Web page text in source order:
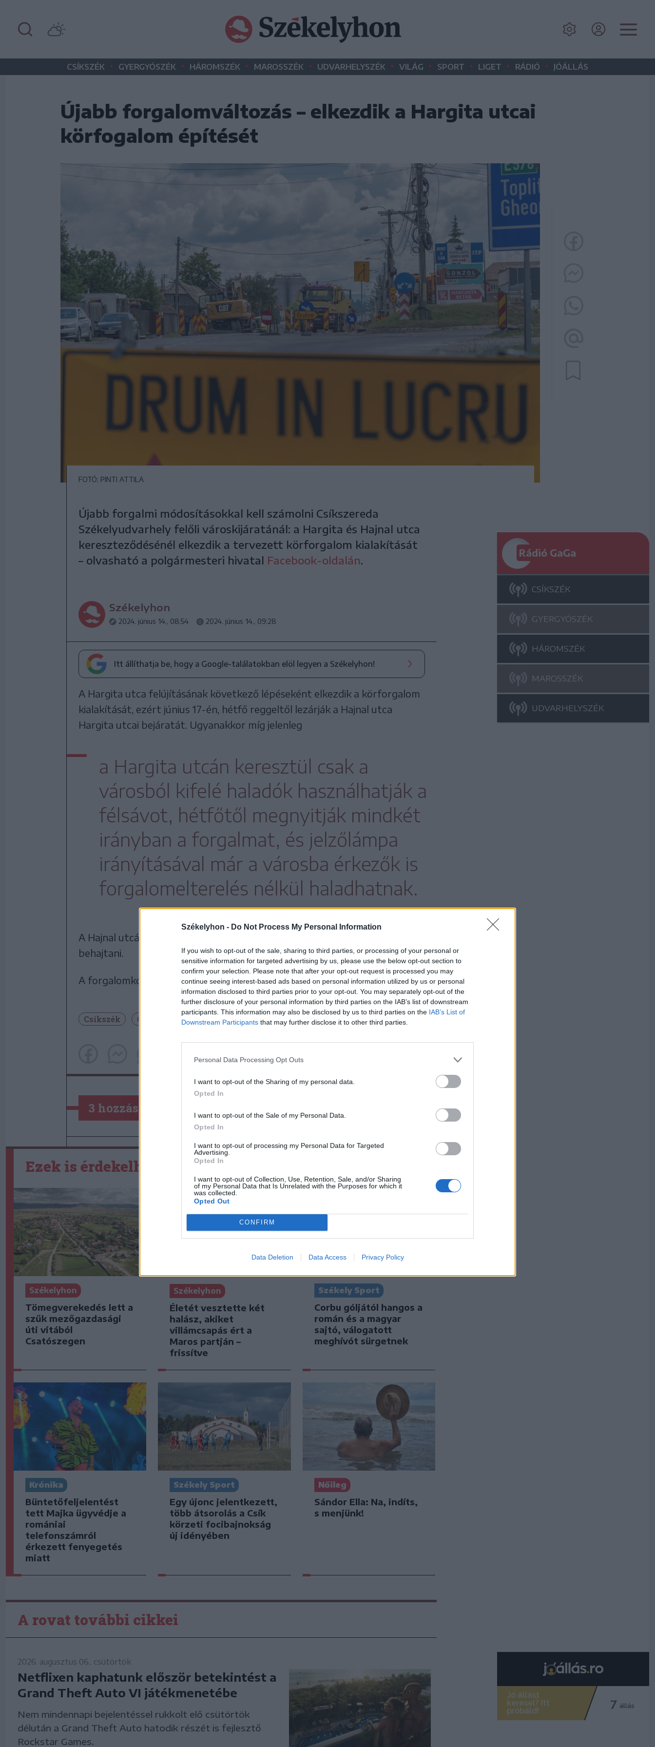
Székelyhon - Do Not Process My Personal Information
If you wish to opt-out of the sale, sharing to third parties, or processing of your personal or
sensitive information for targeted advertising by us, please use the below opt-out section to
confirm your selection. Please note that after your opt-out request is processed you may
continue seeing interest-based ads based on personal information utilized by us or personal
information disclosed to third parties prior to your opt-out. You may separately opt-out of the
further disclosure of your personal information by third parties on the IAB’s list of downstream
participants. This information may also be disclosed by us to third parties on the IAB’s List of
Downstream Participants that may further disclose it to other third parties.
Personal Data Processing Opt Outs
I want to opt-out of the Sharing of my personal data.
Opted In
I want to opt-out of the Sale of my Personal Data.
Opted In
I want to opt-out of processing my Personal Data for Targeted
Advertising.
Opted In
I want to opt-out of Collection, Use, Retention, Sale, and/or Sharing
of my Personal Data that Is Unrelated with the Purposes for which it
was collected.
Opted Out
CONFIRM
Data Deletion Data Access Privacy Policy
CSÍKSZÉK • GYERGYÓSZÉK • HÁROMSZÉK • MAROSSZÉK • UDVARHELYSZÉK • VILÁG • SPORT • LIGET • RÁDIÓ • JÓÁLLÁS
Újabb forgalomváltozás – elkezdik a Hargita utcai
körfogalom építését
FOTÓ: PINTI ATTILA
Újabb forgalmi módosításokkal kell számolni Csíkszereda
Székelyudvarhely felőli városkijáratánál: a Hargita és Hajnal utca
kereszteződésénél elkezdik a tervezett körforgalom kialakítását
– olvasható a polgármesteri hivatal Facebook-oldalán.
Székelyhon
2024. június 14., 08:54 2024. június 14., 09:28
Itt állíthatja be, hogy a Google-találatokban elöl legyen a Székelyhon!
A Hargita utca felújításának következő lépéseként elkezdik a körforgalom
kialakítását, ezért június 17-én, hétfő reggeltől lezárják a Hajnal utca
Hargita utcai bejáratát. Ugyanakkor míg jelenleg
a Hargita utcán keresztül csak a
városból kifelé haladók használhatják a
félsávot, hétfőtől megnyitják mindkét
irányban a forgalmat, és jelzőlámpa
irányításával már a városba érkezők is
forgalomelterelés nélkül haladhatnak.
A Hajnal utcába az Akác utca és a Fürdő utca irányából lehet majd
behajtani.
A forgalomkorlátozás várhatóan július 10-ig tart.
Csíkszék Csíkszereda Közlekedés
3 hozzászólás
Rádió GaGa
CSÍKSZÉK
GYERGYÓSZÉK
HÁROMSZÉK
MAROSSZÉK
UDVARHELYSZÉK
Ezek is érdekelhetik
Székelyhon
Tömegverekedés lett a
szűk mezőgazdasági
úti vitából
Csatószegen
Székelyhon
Életét vesztette két
halász, akiket
villámcsapás ért a
Maros partján –
frissítve
Székely Sport
Corbu góljától hangos a
román és a magyar
sajtó, válogatott
meghívót sürgetnek
Krónika
Büntetőfeljelentést
tett Majka ügyvédje a
romániai
telefonszámról
érkezett fenyegetés
miatt
Székely Sport
Egy újonc jelentkezett,
több átsorolás a Csík
körzeti focibajnokság
új idényében
Nőileg
Sándor Ella: Na, indíts,
s menjünk!
A rovat további cikkei
2026. augusztus 06., csütörtök
Netflixen kaphatunk először betekintést a
Grand Theft Auto VI játékmenetébe
Nem mindennapi bejelentéssel rukkolt elő csütörtök
délután a Grand Theft Auto hatodik részét is fejlesztő
Rockstar Games.